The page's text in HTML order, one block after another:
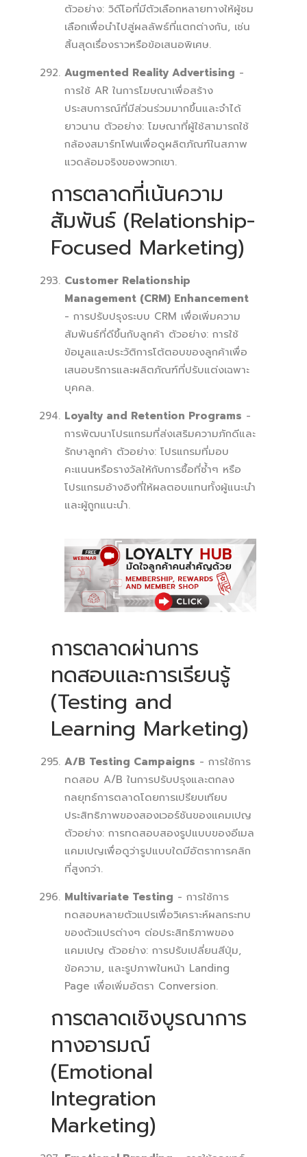
ตัวอย่าง: วิดีโอที่มีตัวเลือกหลายทางให้ผู้ชม
เลือกเพื่อนำไปสู่ผลลัพธ์ที่แตกต่างกัน, เช่น
สิ้นสุดเรื่องราวหรือข้อเสนอพิเศษ.
Augmented Reality Advertising -
การใช้ AR ในการโฆษณาเพื่อสร้าง
ประสบการณ์ที่มีส่วนร่วมมากขึ้นและจำได้
ยาวนาน ตัวอย่าง: โฆษณาที่ผู้ใช้สามารถใช้
กล้องสมาร์ทโฟนเพื่อดูผลิตภัณฑ์ในสภาพ
แวดล้อมจริงของพวกเขา.
การตลาดที่เน้นความ
สัมพันธ์ (Relationship-
Focused Marketing)
Customer Relationship
Management (CRM) Enhancement
- การปรับปรุงระบบ CRM เพื่อเพิ่มความ
สัมพันธ์ที่ดีขึ้นกับลูกค้า ตัวอย่าง: การใช้
ข้อมูลและประวัติการโต้ตอบของลูกค้าเพื่อ
เสนอบริการและผลิตภัณฑ์ที่ปรับแต่งเฉพาะ
บุคคล.
Loyalty and Retention Programs -
การพัฒนาโปรแกรมที่ส่งเสริมความภักดีและ
รักษาลูกค้า ตัวอย่าง: โปรแกรมที่มอบ
คะแนนหรือรางวัลให้กับการซื้อที่ซ้ำๆ หรือ
โปรแกรมอ้างอิงที่ให้ผลตอบแทนทั้งผู้แนะนำ
และผู้ถูกแนะนำ.
การตลาดผ่านการ
ทดสอบและการเรียนรู้
(Testing and
Learning Marketing)
A/B Testing Campaigns - การใช้การ
ทดสอบ A/B ในการปรับปรุงและตกลง
กลยุทธ์การตลาดโดยการเปรียบเทียบ
ประสิทธิภาพของสองเวอร์ชันของแคมเปญ
ตัวอย่าง: การทดสอบสองรูปแบบของอีเมล
แคมเปญเพื่อดูว่ารูปแบบใดมีอัตราการคลิก
ที่สูงกว่า.
Multivariate Testing - การใช้การ
ทดสอบหลายตัวแปรเพื่อวิเคราะห์ผลกระทบ
ของตัวแปรต่างๆ ต่อประสิทธิภาพของ
แคมเปญ ตัวอย่าง: การปรับเปลี่ยนสีปุ่ม,
ข้อความ, และรูปภาพในหน้า Landing
Page เพื่อเพิ่มอัตรา Conversion.
การตลาดเชิงบูรณาการ
ทางอารมณ์
(Emotional
Integration
Marketing)